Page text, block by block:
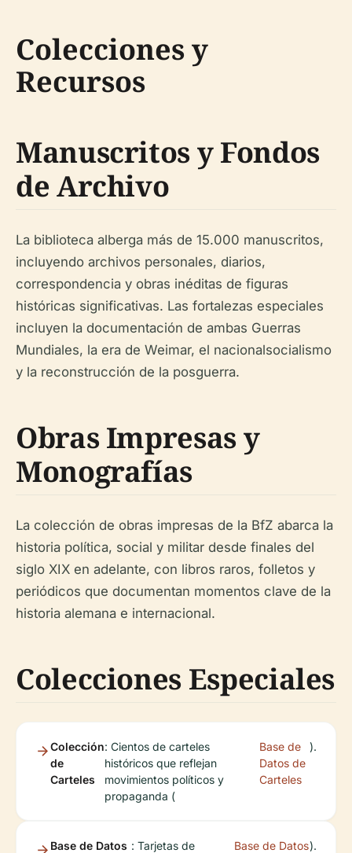
Colecciones y
Recursos
Manuscritos y Fondos
de Archivo
La biblioteca alberga más de 15.000 manuscritos,
incluyendo archivos personales, diarios,
correspondencia y obras inéditas de figuras
históricas significativas. Las fortalezas especiales
incluyen la documentación de ambas Guerras
Mundiales, la era de Weimar, el nacionalsocialismo
y la reconstrucción de la posguerra.
Obras Impresas y
Monografías
La colección de obras impresas de la BfZ abarca la
historia política, social y militar desde finales del
siglo XIX en adelante, con libros raros, folletos y
periódicos que documentan momentos clave de la
historia alemana e internacional.
Colecciones Especiales
Colección
de
Carteles
: Cientos de carteles
históricos que reflejan
movimientos políticos y
propaganda (
Base de
Datos de
Carteles
).
Base de Datos : Tarjetas de
Base de Datos).